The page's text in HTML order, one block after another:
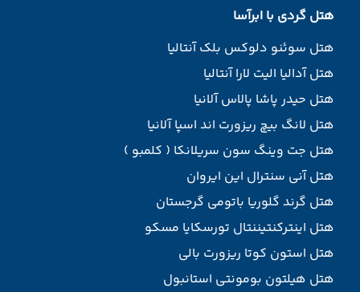
هتل گردی با ابرآسا
هتل سوئنو دلوکس بلک آنتالیا
هتل آدالیا الیت لارا آنتالیا
هتل حیدر پاشا پالاس آلانیا
هتل لانگ بیچ ریزورت اند اسپا آلانیا
هتل جت وینگ سون سریلانکا ( کلمبو )
هتل آنی سنترال این ایروان
هتل گرند گلوریا باتومی گرجستان
هتل اینترکنتیننتال تورسکایا مسکو
هتل استون کوتا ریزورت بالی
هتل هیلتون بومونتی استانبول